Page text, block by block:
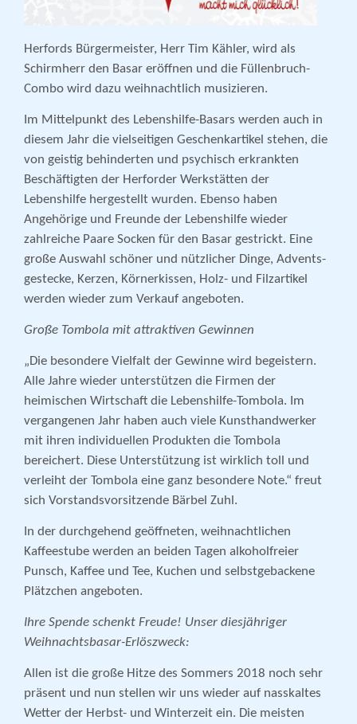
Herfords Bürgermeister, Herr Tim Kähler, wird als
Schirmherr den Basar eröffnen und die Füllenbruch-
Combo wird dazu weih­nachtlich musizieren.
Im Mittelpunkt des Lebenshilfe-Basars werden auch in
diesem Jahr die vielseitigen Geschenkartikel stehen, die
von geistig behinderten und psychisch erkrankten
Beschäftigten der Herforder Werkstätten der
Lebenshilfe hergestellt wurden. Ebenso haben
Angehörige und Freunde der Lebenshilfe wieder
zahlreiche Paare Socken für den Basar gestrickt. Eine
große Auswahl schöner und nützlicher Dinge, Advents­
gestecke, Kerzen, Körnerkissen, Holz- und Filzartikel
werden wieder zum Verkauf angeboten.
Große Tombola mit attraktiven Gewinnen
„Die besondere Vielfalt der Gewinne wird begeistern.
Alle Jahre wieder unterstützen die Firmen der
heimischen Wirtschaft die Lebenshilfe-Tombola. Im
vergangenen Jahr haben auch viele Kunsthandwerker
mit ihren individuellen Produkten die Tombola
bereichert. Diese Unterstützung ist wirklich toll und
verleiht der Tombola eine ganz besondere Note.“ freut
sich Vorstandsvorsitzende Bärbel Zuhl.
In der durchgehend geöffneten, weihnachtlichen
Kaffeestube werden an beiden Tagen alkoholfreier
Punsch, Kaffee und Tee, Kuchen und selbstgebackene
Plätzchen angeboten.
Ihre Spende schenkt Freude! Unser diesjähriger
Weihnachtsbasar-Erlöszweck:
Allen ist die große Hitze des Sommers 2018 noch sehr
präsent und nun stellen wir uns wieder auf nasskaltes
Wetter der Herbst- und Winterzeit ein. Die meisten